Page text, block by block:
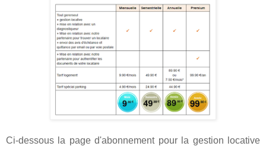
Ci-dessous la page d'abonnement pour la gestion locative